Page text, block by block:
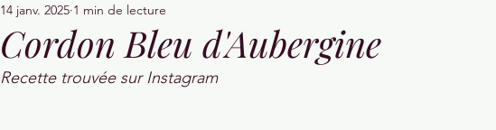
Cordon Bleu d'Aubergine
14 janv. 2025 1 min de lecture
Recette trouvée sur Instagram